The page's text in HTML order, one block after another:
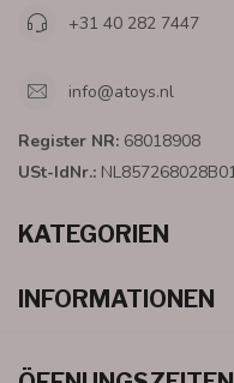
+31 40 282 7447
info@atoys.nl
Register NR: 68018908
USt-IdNr.:
KATEGORIEN
INFORMATIONEN